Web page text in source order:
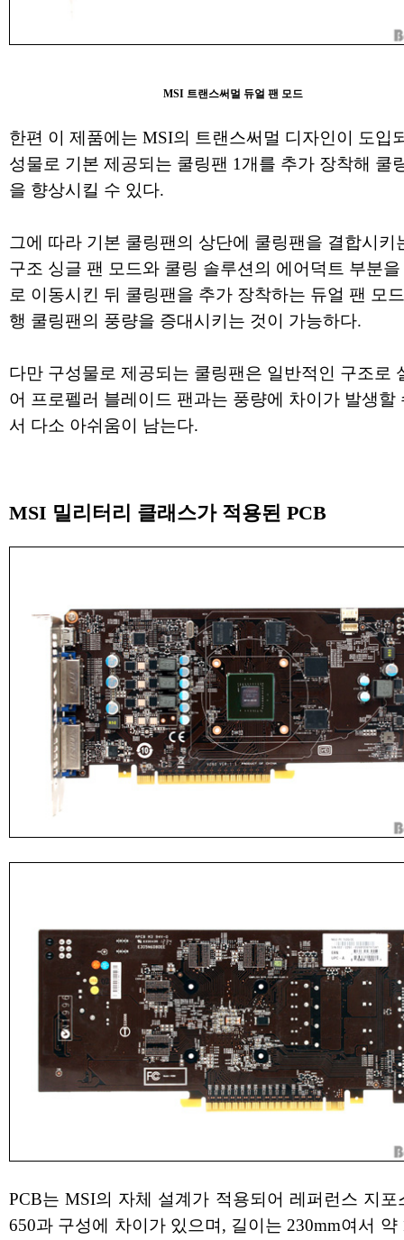
MSI 트랜스써멀 듀얼 팬 모드
한편 이 제품에는 MSI의 트랜스써멀 디자인이 도입
성물로 기본 제공되는 쿨링팬 1개를 추가 장착해 쿨
을 향상시킬 수 있다.
그에 따라 기본 쿨링팬의 상단에 쿨링팬을 결합시키
구조 싱글 팬 모드와 쿨링 솔루션의 에어덕트 부분
로 이동시킨 뒤 쿨링팬을 추가 장착하는 듀얼 팬 모
행 쿨링팬의 풍량을 증대시키는 것이 가능하다.
다만 구성물로 제공되는 쿨링팬은 일반적인 구조로
어 프로펠러 블레이드 팬과는 풍량에 차이가 발생할
서 다소 아쉬움이 남는다.
MSI 밀리터리 클래스가 적용된 PCB
PCB는 MSI의 자체 설계가 적용되어 레퍼런스 지포
650과 구성에 차이가 있으며, 길이는 230mm여서 약